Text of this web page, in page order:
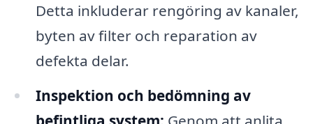
Detta inkluderar rengöring av kanaler,
byten av filter och reparation av
defekta delar.
Inspektion och bedömning av